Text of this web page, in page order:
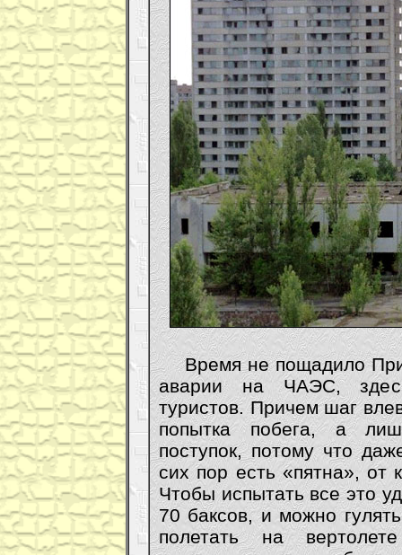
Время не пощадило
аварии на ЧАЭС,
туристов. Причем шаг
попытка побега, а
поступок, потому что
сих пор есть «пятна», от
Чтобы испытать все это
70 баксов, и можно
полетать на